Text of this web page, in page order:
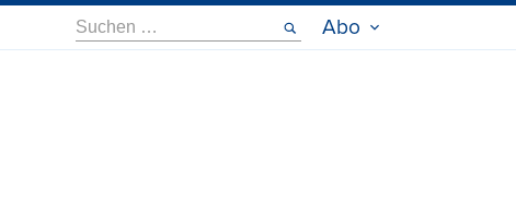
Suche
nach:
Abo